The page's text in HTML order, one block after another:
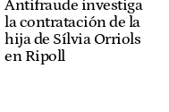
Antifraude investiga
la contratación de la
hija de Sílvia Orriols
en Ripoll